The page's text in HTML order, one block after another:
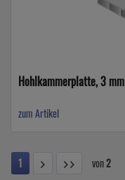
Hohlkammerplatte, 3 mm
zum Artikel
1 von2